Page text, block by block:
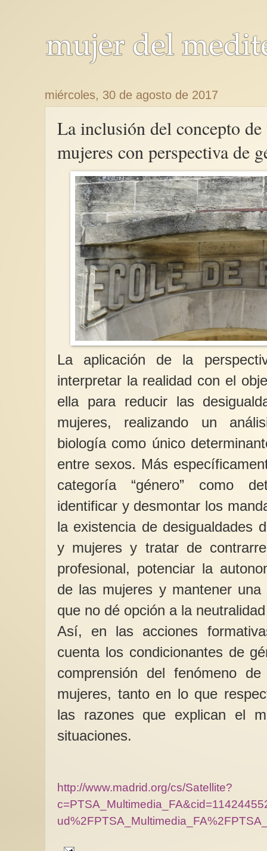
miércoles, 30 de agosto de 2017
La inclusión del concepto
mujeres con perspectiva de
La aplicación de la
interpretar la realidad con el
ella para reducir las
mujeres, realizando un
biología como único
entre sexos. Más
categoría “género” como
identificar y desmontar los
la existencia de desigualdades
y mujeres y tratar de
profesional, potenciar la
de las mujeres y mantener
que no dé opción a la
Así, en las acciones
cuenta los condicionantes de
comprensión del fenómeno
mujeres, tanto en lo que
las razones que explican el
situaciones.
http://www.madrid.org/cs/Satellite?
POR GAZA
Siguiendo la estela
mujeres que hace